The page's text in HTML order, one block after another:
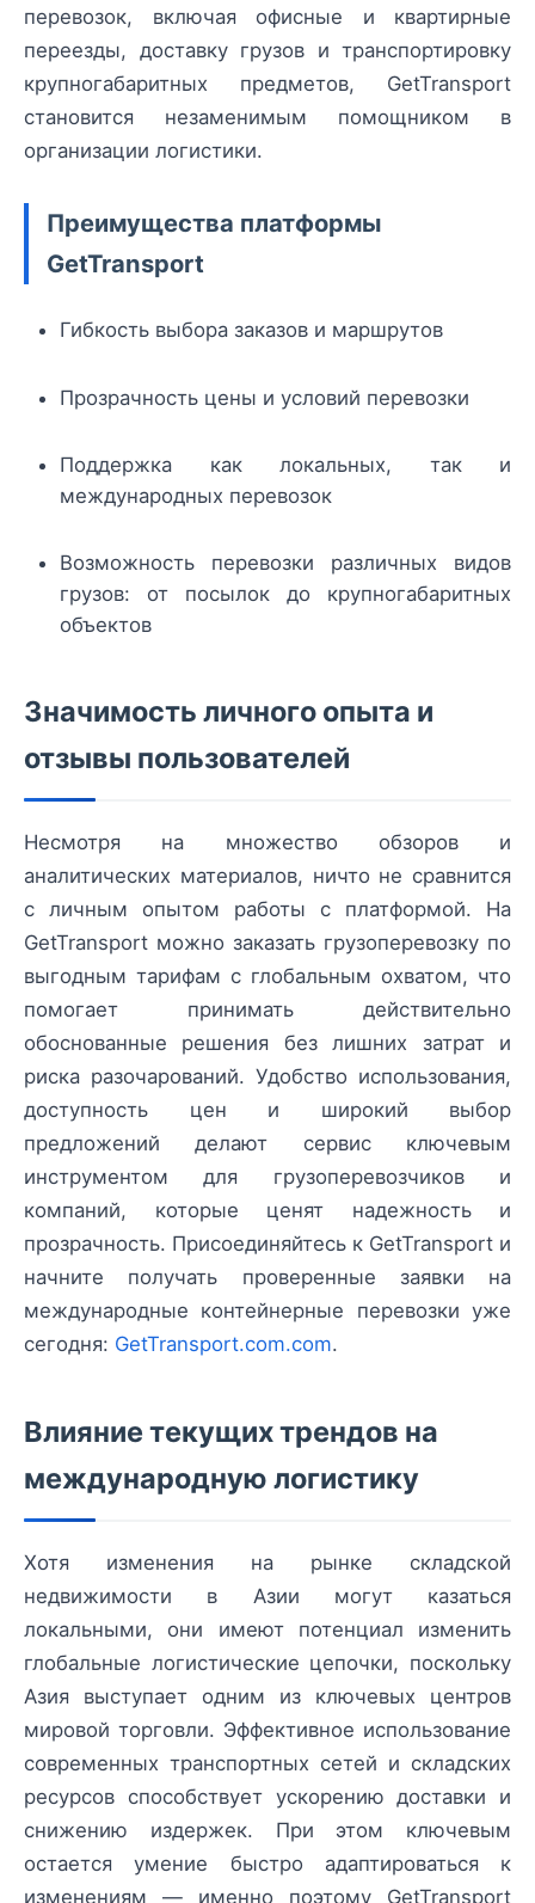
перевозок, включая офисные и квартирные
переезды, доставку грузов и транспортировку
крупногабаритных предметов, GetTransport
становится незаменимым помощником в
организации логистики.
Преимущества платформы
GetTransport
Гибкость выбора заказов и маршрутов
Прозрачность цены и условий перевозки
Поддержка как локальных, так и
международных перевозок
Возможность перевозки различных видов
грузов: от посылок до крупногабаритных
объектов
Значимость личного опыта и
отзывы пользователей
Несмотря на множество обзоров и
аналитических материалов, ничто не сравнится
с личным опытом работы с платформой. На
GetTransport можно заказать грузоперевозку по
выгодным тарифам с глобальным охватом, что
помогает принимать действительно
обоснованные решения без лишних затрат и
риска разочарований. Удобство использования,
доступность цен и широкий выбор
предложений делают сервис ключевым
инструментом для грузоперевозчиков и
компаний, которые ценят надежность и
прозрачность. Присоединяйтесь к GetTransport и
начните получать проверенные заявки на
международные контейнерные перевозки уже
сегодня: GetTransport.com.com.
Влияние текущих трендов на
международную логистику
Хотя изменения на рынке складской
недвижимости в Азии могут казаться
локальными, они имеют потенциал изменить
глобальные логистические цепочки, поскольку
Азия выступает одним из ключевых центров
мировой торговли. Эффективное использование
современных транспортных сетей и складских
ресурсов способствует ускорению доставки и
снижению издержек. При этом ключевым
остается умение быстро адаптироваться к
изменениям — именно поэтому GetTransport